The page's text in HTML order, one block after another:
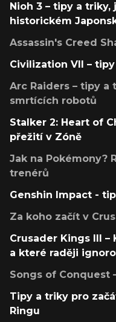
Nioh 3 – tipy a
historickém
Assassin's Creed
Civilization VII –
Arc Raiders – tipy a
smrtících robotů
Stalker 2: Heart of
přežití v Zóně
Jak na Pokémony?
trenérů
Genshin Impact -
Za koho začít v
Crusader Kings III
a které raději
Songs of Conquest
Tipy a triky pro
Ringu